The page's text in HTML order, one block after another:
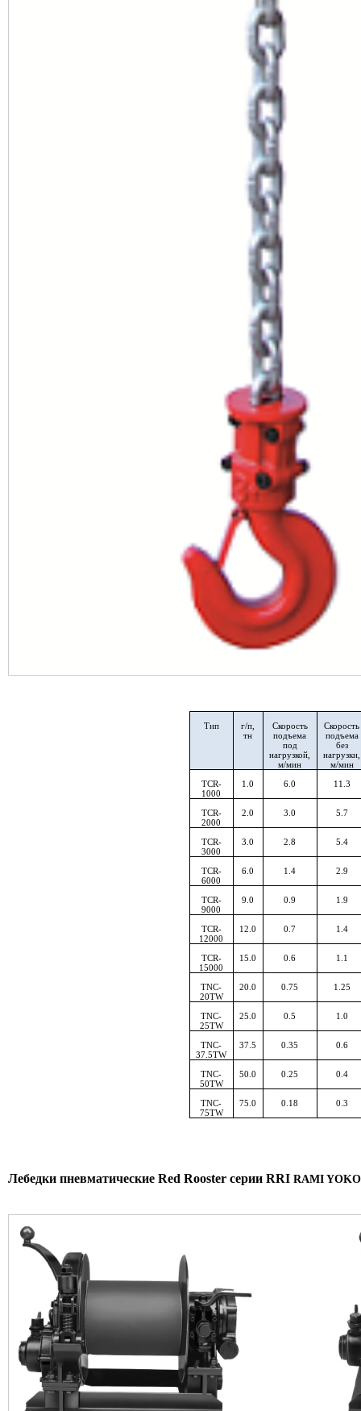
Тип
г/п,
тн
Скорость
подъема
под
нагрузкой,
м/мин
Скорость
подъема
без
нагрузки,
м/мин
TCR-
1000
1.0 6.0 11.3
TCR-
2000
2.0 3.0 5.7
TCR-
3000
3.0 2.8 5.4
TCR-
6000
6.0 1.4 2.9
TCR-
9000
9.0 0.9 1.9
TCR-
12000
12.0 0.7 1.4
TCR-
15000
15.0 0.6 1.1
TNC-
20TW
20.0 0.75 1.25
TNC-
25TW
25.0 0.5 1.0
TNC-
37.5TW
37.5 0.35 0.6
TNC-
50TW
50.0 0.25 0.4
TNC-
75TW
75.0 0.18 0.3
Лебедки пневматические Red Rooster серии RRI RAMI